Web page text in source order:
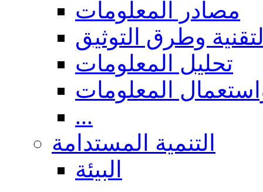
مصادر المعلومات
وطرق التوثيق
تحليل المعلومات
المعلومات
...
التنمية المستدامة
البيئة